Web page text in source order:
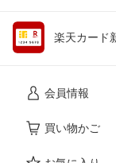
楽天カード
会員情報
買い物かご